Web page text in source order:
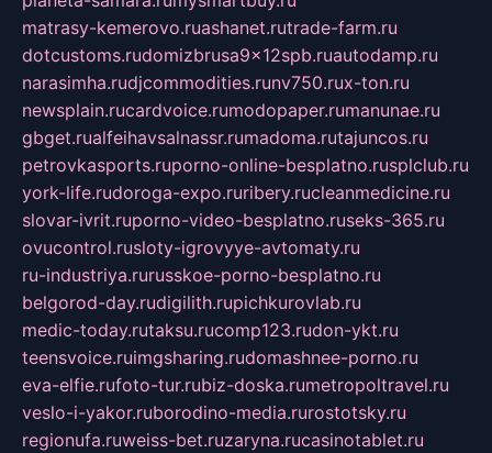
matrasy-kemerovo.ruashanet.rutrade-farm.ru
dotcustoms.rudomizbrusa9x12spb.ruautodamp.ru
narasimha.rudjcommodities.runv750.rux-ton.ru
newsplain.rucardvoice.rumodopaper.rumanunae.ru
gbget.rualfeihavsalnassr.rumadoma.rutajuncos.ru
petrovkasports.ruporno-online-besplatno.rusplclub.ru
york-life.rudoroga-expo.ruribery.rucleanmedicine.ru
slovar-ivrit.ruporno-video-besplatno.ruseks-365.ru
ovucontrol.rusloty-igrovyye-avtomaty.ru
ru-industriya.rurusskoe-porno-besplatno.ru
belgorod-day.rudigilith.rupichkurovlab.ru
medic-today.rutaksu.rucomp123.rudon-ykt.ru
teensvoice.ruimgsharing.rudomashnee-porno.ru
eva-elfie.rufoto-tur.rubiz-doska.rumetropoltravel.ru
veslo-i-yakor.ruborodino-media.rurostotsky.ru
regionufa.ruweiss-bet.ruzaryna.rucasinotablet.ru